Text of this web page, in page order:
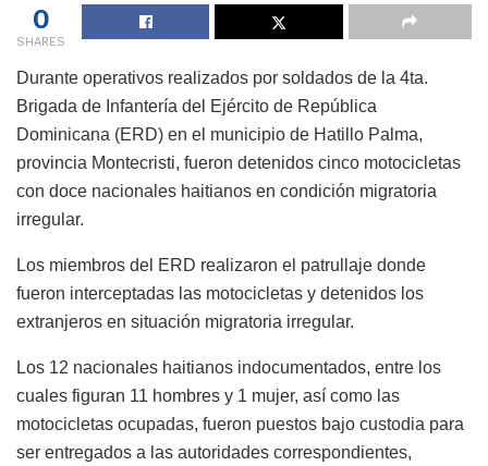
0
SHARES
Durante operativos realizados por soldados de la 4ta.
Brigada de Infantería del Ejército de República
Dominicana (ERD) en el municipio de Hatillo Palma,
provincia Montecristi, fueron detenidos cinco motocicletas
con doce nacionales haitianos en condición migratoria
irregular.
Los miembros del ERD realizaron el patrullaje donde
fueron interceptadas las motocicletas y detenidos los
extranjeros en situación migratoria irregular.
Los 12 nacionales haitianos indocumentados, entre los
cuales figuran 11 hombres y 1 mujer, así como las
motocicletas ocupadas, fueron puestos bajo custodia para
ser entregados a las autoridades correspondientes,